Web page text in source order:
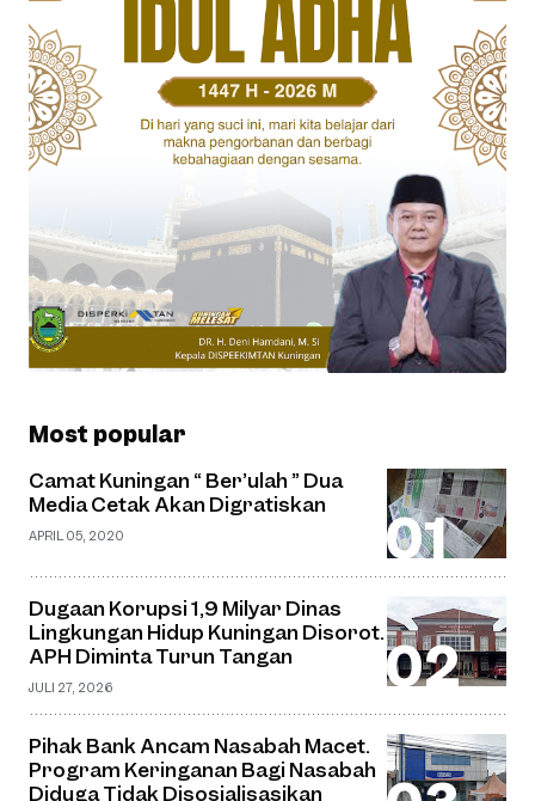
Most popular
Camat Kuningan “ Ber’ulah ” Dua
Media Cetak Akan Digratiskan
APRIL 05, 2020
Dugaan Korupsi 1,9 Milyar Dinas
Lingkungan Hidup Kuningan Disorot.
APH Diminta Turun Tangan
JULI 27, 2026
Pihak Bank Ancam Nasabah Macet.
Program Keringanan Bagi Nasabah
Diduga Tidak Disosialisasikan